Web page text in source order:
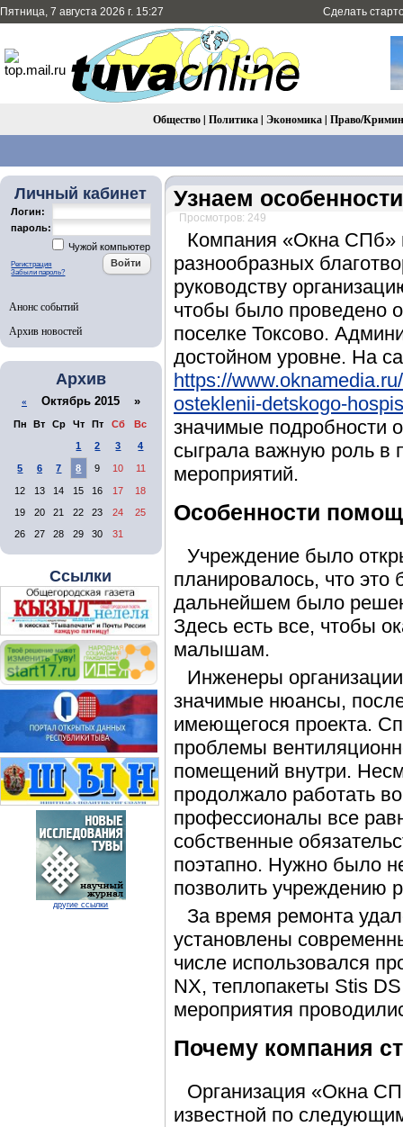
Пятница, 7 августа 2026 г. 15:27 Сделать
Общество|Политика|Экономика|Право/
Личный кабинет
Логин:
пароль:
Чужой компьютер
Регистрация
Забыли пароль?
Анонс событий
Архив новостей
Архив
« Октябрь 2015 »
Пн Вт Ср Чт Пт Сб
Вс
1
2 3 4
5 6 7 8 9 10 11
12 13 14 15 16 17
18
19
20 21 22 23 24
25
26
27 28 29 30 31
Ссылки
другие ссылки
Узнаем
Просмотров: 249
Компания «Окна СПб»
разнообразных
руководству
чтобы было проведено
поселке Токсово.
достойном уровне. На
https://
osteklenii-detskogo-
значимые подробности
сыграла важную роль в
мероприятий.
Особенности
Учреждение было
планировалось, что
дальнейшем было
Здесь есть все, чтобы
малышам.
Инженеры
значимые нюансы,
имеющегося проекта.
проблемы
помещений внутри.
продолжало работать
профессионалы все
собственные
поэтапно. Нужно было
позволить учреждению
За время ремонта
установлены
числе использовался
NX, теплопакеты Stis
мероприятия
Почему компания
Организация «Окна
известной по